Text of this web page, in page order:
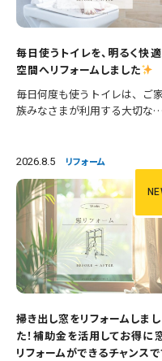
毎日使うトイレを、明るく快
空間へリフォームしました
毎日何度も使うトイレは、ご
族みなさまが利用する大切な空
い、清潔感あふれる明るいトイ
レへとリフォームしました。 施
工内容 ・便器交換 ・紙巻き
2026.8.5 リフォーム
掃き出し窓をリフォームしまし
た！補助金を活用してお得に
リフォームができるチャンス